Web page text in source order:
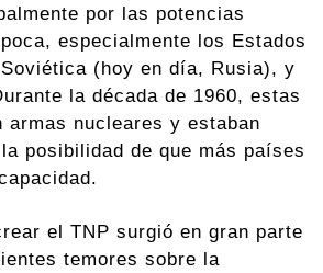
por las potencias
especialmente los Estados
(hoy en día, Rusia), y
la década de 1960, estas
armas nucleares y estaban
posibilidad de que más países
el TNP surgió en gran parte
temores sobre la